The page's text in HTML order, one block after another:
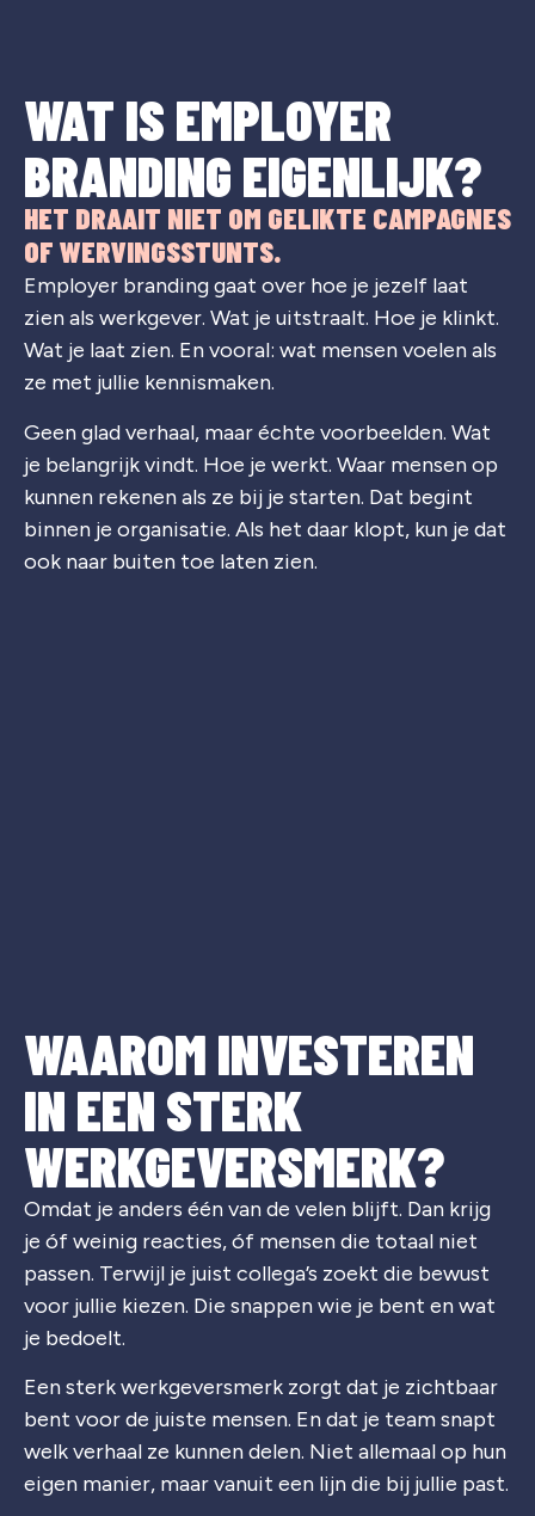
WAT IS EMPLOYER
BRANDING EIGENLIJK?
HET DRAAIT NIET OM GELIKTE CAMPAGNES
OF WERVINGSSTUNTS.
Employer branding gaat over hoe je jezelf laat
zien als werkgever. Wat je uitstraalt. Hoe je klinkt.
Wat je laat zien. En vooral: wat mensen voelen als
ze met jullie kennismaken.
Geen glad verhaal, maar échte voorbeelden. Wat
je belangrijk vindt. Hoe je werkt. Waar mensen op
kunnen rekenen als ze bij je starten. Dat begint
binnen je organisatie. Als het daar klopt, kun je dat
ook naar buiten toe laten zien.
WAAROM INVESTEREN
IN EEN STERK
WERKGEVERSMERK?
Omdat je anders één van de velen blijft. Dan krijg
je óf weinig reacties, óf mensen die totaal niet
passen. Terwijl je juist collega’s zoekt die bewust
voor jullie kiezen. Die snappen wie je bent en wat
je bedoelt.
Een sterk werkgeversmerk zorgt dat je zichtbaar
bent voor de juiste mensen. En dat je team snapt
welk verhaal ze kunnen delen. Niet allemaal op hun
eigen manier, maar vanuit een lijn die bij jullie past.